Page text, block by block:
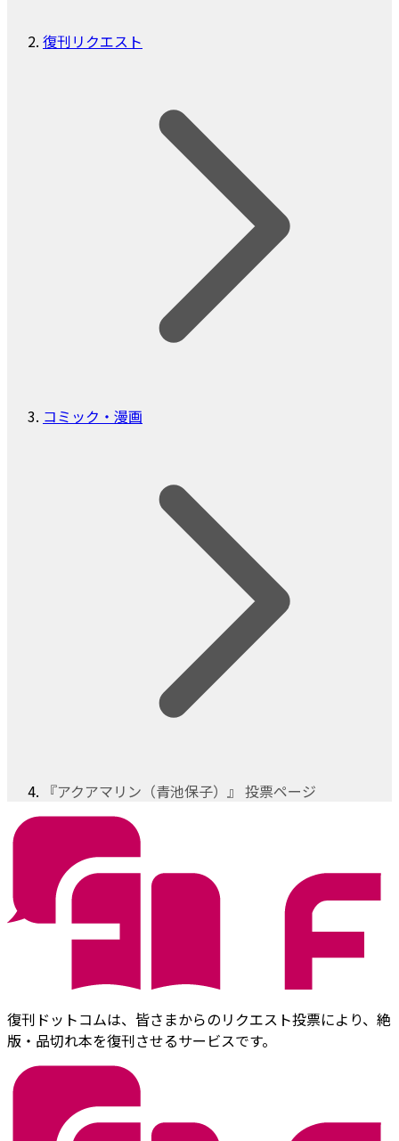
復刊リクエスト
コミック・漫画
『アクアマリン（青池保子）』 投票ページ
復刊ドットコムは、皆さまからのリクエスト投票により、絶
版・品切れ本を復刊させるサービスです。